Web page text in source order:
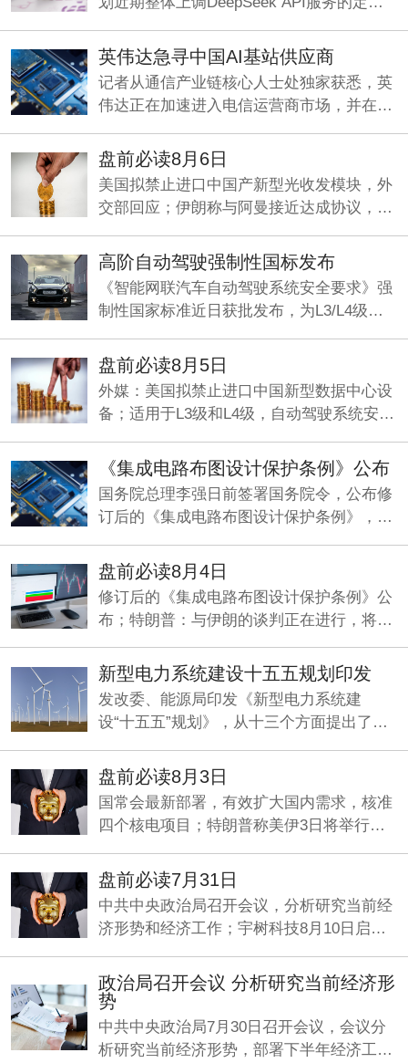
英伟达急寻中国AI基站供应商
记者从通信产业链核心人士处独家获悉，英
伟达正在加速进入电信运营商市场，并在中
要求的6G基站。
盘前必读8月6日
美国拟禁止进口中国产新型光收发模块，外
交部回应；伊朗称与阿曼接近达成协议，海
小企业发展规划》即将发布。
高阶自动驾驶强制性国标发布
《智能网联汽车自动驾驶系统安全要求》强
制性国家标准近日获批发布，为L3/L4级量
元年加速兑现。
盘前必读8月5日
外媒：美国拟禁止进口中国新型数据中心设
备；适用于L3级和L4级，自动驾驶系统安全
断式逆回购操作。
《集成电路布图设计保护条例》公布
国务院总理李强日前签署国务院令，公布修
订后的《集成电路布图设计保护条例》，自
盘前必读8月4日
修订后的《集成电路布图设计保护条例》公
布；特朗普：与伊朗的谈判正在进行，将分
设“十五五”规划》。
新型电力系统建设十五五规划印发
发改委、能源局印发《新型电力系统建
设“十五五”规划》，从十三个方面提出了一
效的新型电力系统。
盘前必读8月3日
国常会最新部署，有效扩大国内需求，核准
四个核电项目；特朗普称美伊3日将举行谈
策工具的作用。
盘前必读7月31日
中共中央政治局召开会议，分析研究当前经
济形势和经济工作；宇树科技8月10日启动
代表格里尔举行视频通话。
政治局召开会议 分析研究当前经济形
势
中共中央政治局7月30日召开会议，会议分
析研究当前经济形势，部署下半年经济工